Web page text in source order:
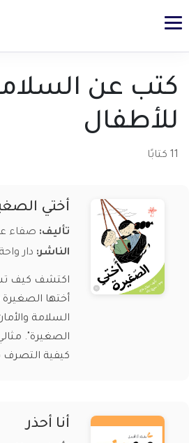
كتب عن
للأطفال
11 كتابًا
أختي
تأليف: صفاء
الناشر: دار
اكتشف كيف
أختها
السلامة
الصغيرة".
كيفية التصرف
أنا أحذر